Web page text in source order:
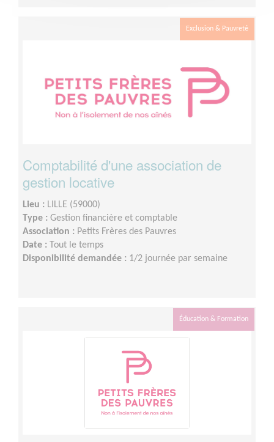
Exclusion & Pauvreté
Comptabilité d'une association de
gestion locative
Lieu : LILLE (59000)
Type : Gestion financière et comptable
Association : Petits Frères des Pauvres
Date : Tout le temps
Disponibilité demandée : 1/2 journée par semaine
Éducation & Formation